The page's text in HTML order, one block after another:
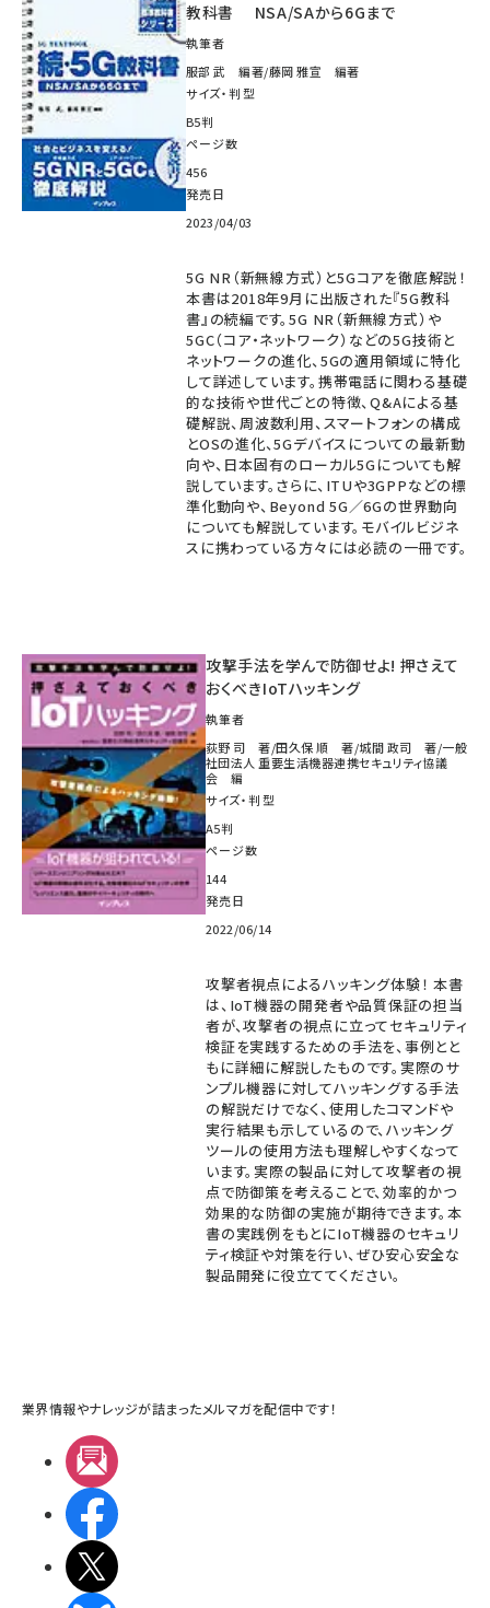
教科書 NSA/SAから6Gまで
執筆者
服部 武 編著/藤岡 雅宣 編著
サイズ・判型
B5判
ページ数
456
発売日
2023/04/03
5G NR（新無線方式）と5Gコアを徹底解説！
本書は2018年9月に出版された『5G教科
書』の続編です。5G NR（新無線方式）や
5GC（コア・ネットワーク）などの5G技術と
ネットワークの進化、5Gの適用領域に特化
して詳述しています。携帯電話に関わる基礎
的な技術や世代ごとの特徴、Q&Aによる基
礎解説、周波数利用、スマートフォンの構成
とOSの進化、5Gデバイスについての最新動
向や、日本固有のローカル5Gについても解
説しています。さらに、ITUや3GPPなどの標
準化動向や、Beyond 5G／6Gの世界動向
についても解説しています。モバイルビジネ
スに携わっている方々には必読の一冊です。
攻撃手法を学んで防御せよ! 押さえて
おくべきIoTハッキング
執筆者
荻野 司 著/田久保 順 著/城間 政司 著/一般
社団法人 重要生活機器連携セキュリティ協議
会 編
サイズ・判型
A5判
ページ数
144
発売日
2022/06/14
攻撃者視点によるハッキング体験！ 本書
は、IoT機器の開発者や品質保証の担当
者が、攻撃者の視点に立ってセキュリティ
検証を実践するための手法を、事例とと
もに詳細に解説したものです。実際のサ
ンプル機器に対してハッキングする手法
の解説だけでなく、使用したコマンドや
実行結果も示しているので、ハッキング
ツールの使用方法も理解しやすくなって
います。実際の製品に対して攻撃者の視
点で防御策を考えることで、効率的かつ
効果的な防御の実施が期待できます。本
書の実践例をもとにIoT機器のセキュリ
ティ検証や対策を行い、ぜひ安心安全な
製品開発に役立ててください。
業界情報やナレッジが詰まったメルマガを配信中です！